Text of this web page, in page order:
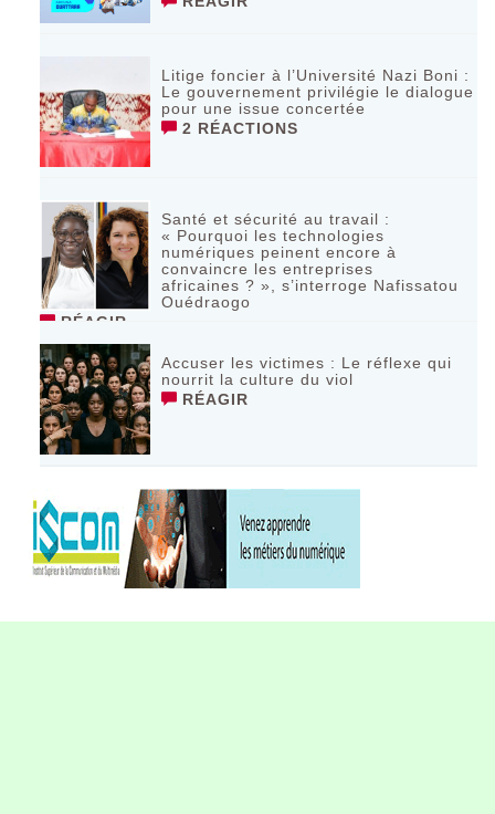
Litige foncier à l’Université Nazi Boni :
Le gouvernement privilégie le dialogue
pour une issue concertée
2 RÉACTIONS
Santé et sécurité au travail :
« Pourquoi les technologies
numériques peinent encore à
convaincre les entreprises
africaines ? », s’interroge Nafissatou
Ouédraogo
RÉAGIR
Accuser les victimes : Le réflexe qui
nourrit la culture du viol
RÉAGIR